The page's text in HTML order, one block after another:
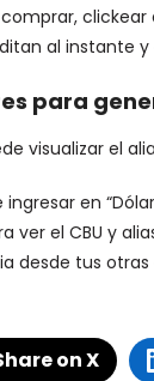
al
para
visualizar el
en
ver el CBU y
desde tus
on X